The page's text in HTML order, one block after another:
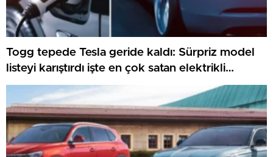
Togg tepede Tesla geride kaldı: Sürpriz model
listeyi karıştırdı işte en çok satan elektrikli
arabalar